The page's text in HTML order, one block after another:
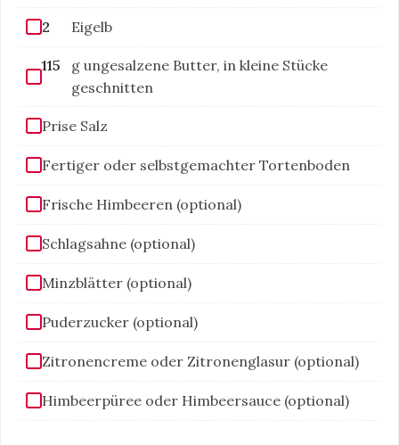
2 Eigelb
115
g ungesalzene Butter, in kleine Stücke
geschnitten
Prise Salz
Fertiger oder selbstgemachter Tortenboden
Frische Himbeeren (optional)
Schlagsahne (optional)
Minzblätter (optional)
Puderzucker (optional)
Zitronencreme oder Zitronenglasur (optional)
Himbeerpüree oder Himbeersauce (optional)